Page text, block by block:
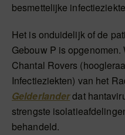
besmettelijke
Het is onduidelijk of de
Gebouw P is
Chantal Rovers
Infectieziekten) van het
Gelderlanderdat
strengste
behandeld.